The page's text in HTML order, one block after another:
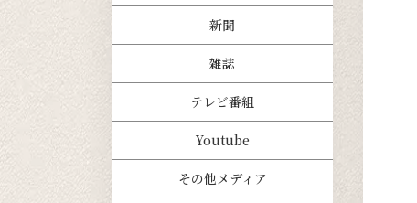
新聞
雑誌
テレビ番組
Youtube
その他メディア